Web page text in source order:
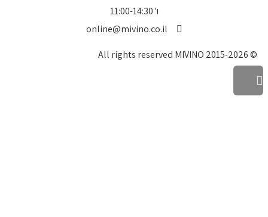
ו' 11:00-14:30
online@mivino.co.il
© All rights reserved MIVINO 2015-2026